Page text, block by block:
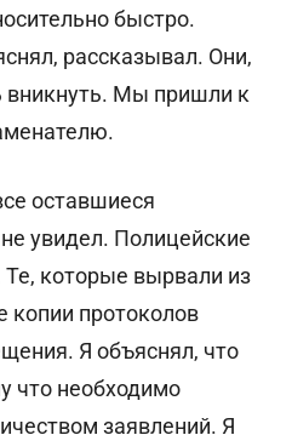
быстро.
рассказывал. Они,
вникнуть. Мы пришли к
оставшиеся
увидел. Полицейские
Те, которые вырвали из
копии протоколов
Я объяснял, что
что необходимо
заявлений. Я